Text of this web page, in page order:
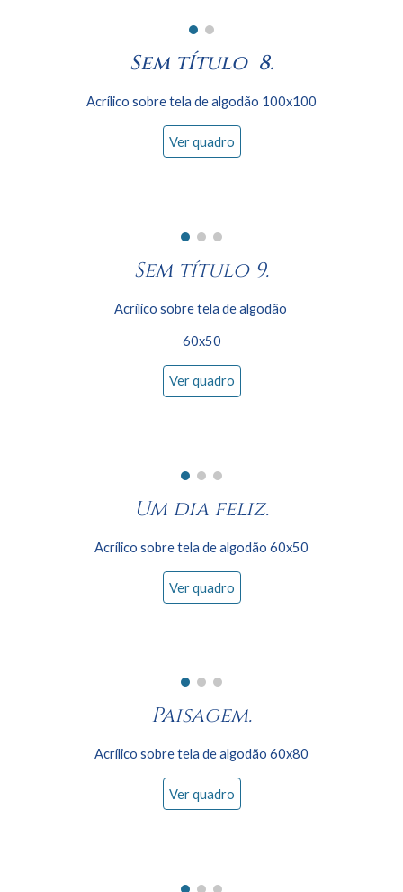
Sem tÍtulo 8.
Acrílico sobre tela de algodão 100x100
Ver quadro
Sem título 9.
Acrílico sobre tela de algodão
60x50
Ver quadro
Um dia feliz.
Acrílico sobre tela de algodão 60x50
Ver quadro
Paisagem.
Acrílico sobre tela de algodão 60x80
Ver quadro